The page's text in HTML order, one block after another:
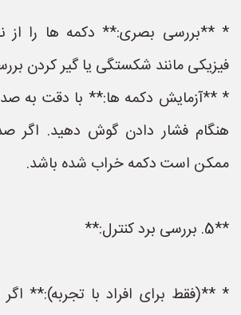
* **بررسی بصری:** دکمه ها را از
فیزیکی مانند شکستگی یا گیر کردن
* **آزمایش دکمه ها:** با دقت به
هنگام فشار دادن گوش دهید. اگر
ممکن است دکمه خراب شده باشد.
**5. بررسی برد کنترل:**
* **(فقط برای افراد با تجربه):** اگر